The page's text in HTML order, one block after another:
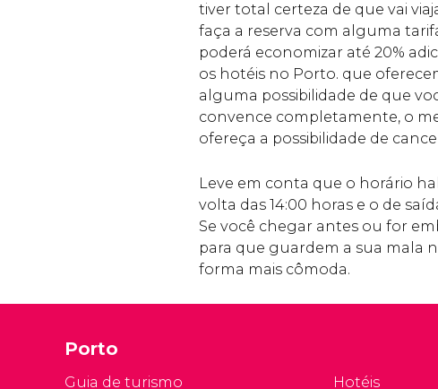
tiver total certeza de que vai
faça a reserva com alguma
poderá economizar até 20%
os hotéis no Porto. que
alguma possibilidade de que
convence completamente, o
ofereça a possibilidade de
Leve em conta que o horário
volta das 14:00 horas e o de
Se você chegar antes ou for
para que guardem a sua mala
forma mais cômoda.
Porto
Guia de turismo Hotéis